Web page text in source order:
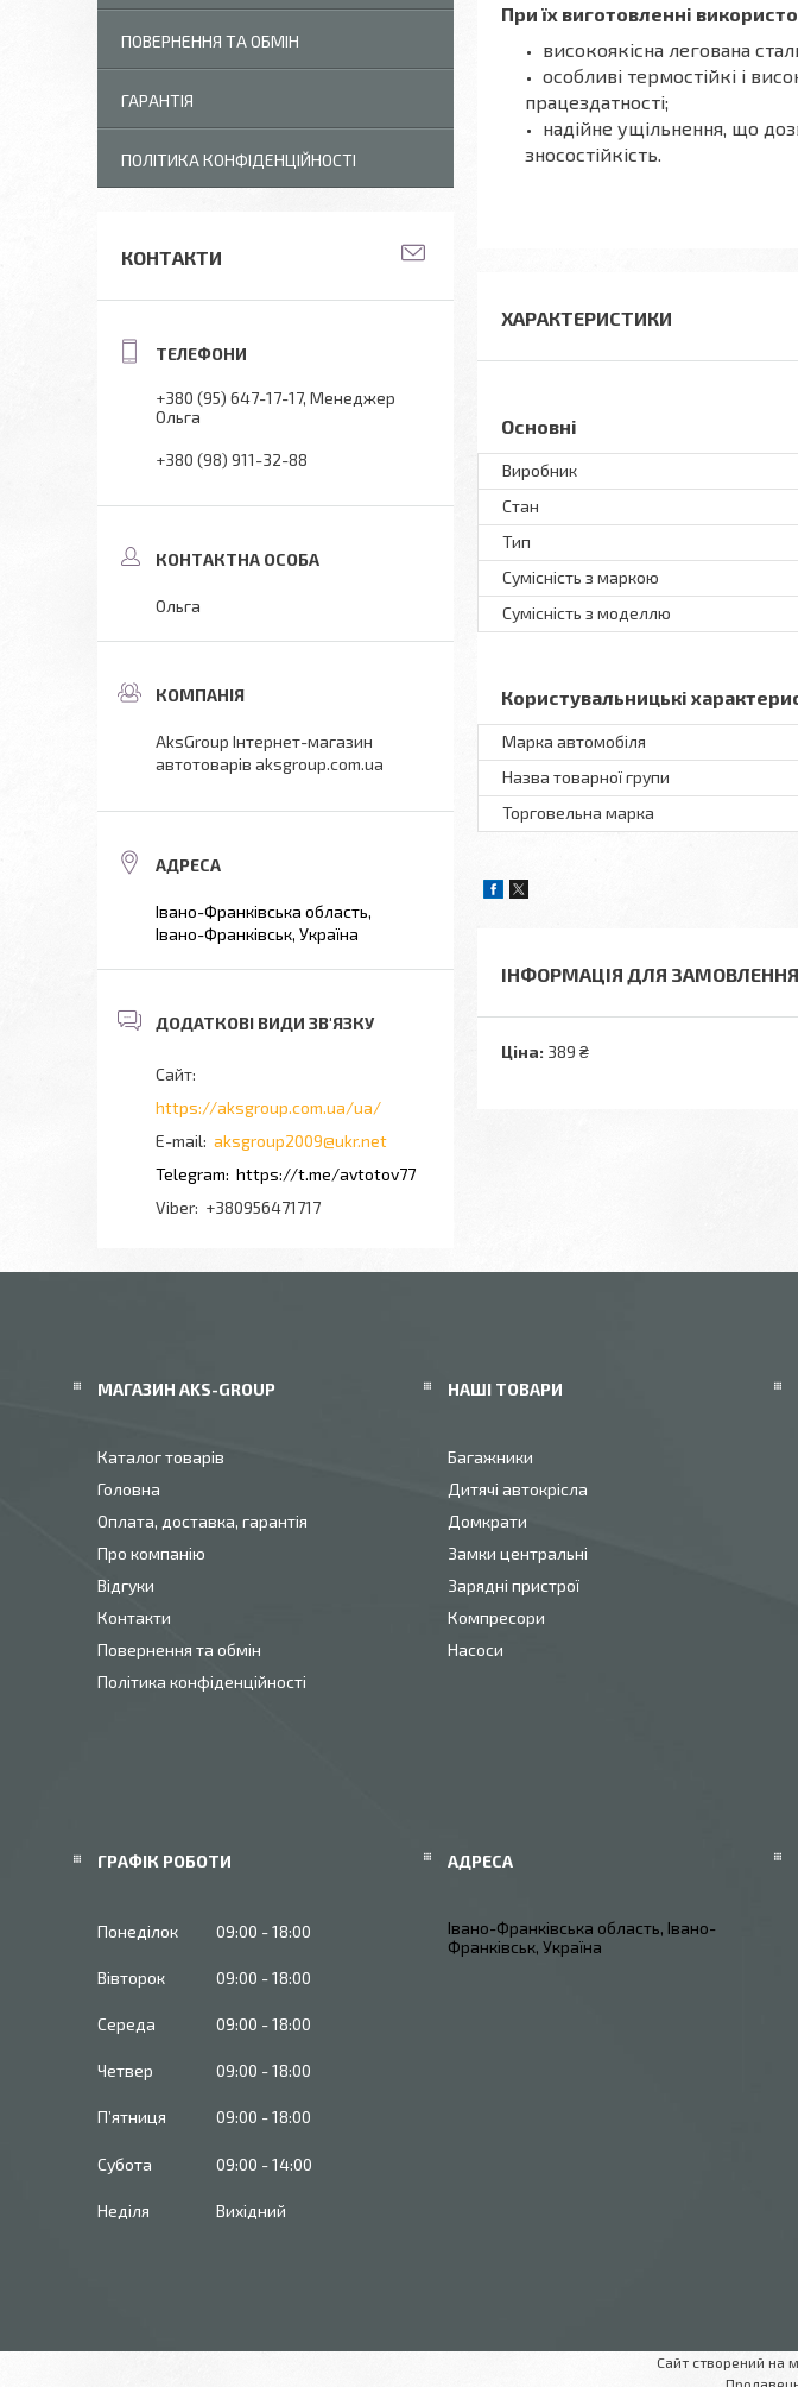
При їх виготовленні
високоякісна легована
особливі термостійкі і
працездатності;
надійне ущільнення, що
зносостійкість.
ХАРАКТЕРИСТИКИ
Основні
Виробник
Стан
Тип
Сумісність з маркою
Сумісність з моделлю
Користувальницькі
Марка автомобіля
Назва товарної групи
Торговельна марка
ІНФОРМАЦІЯ ДЛЯ ЗАМОВЛЕННЯ
Ціна: 389 ₴
ПОВЕРНЕННЯ ТА ОБМІН
ГАРАНТІЯ
ПОЛІТИКА КОНФІДЕНЦІЙНОСТІ
КОНТАКТИ
+380 (95) 647-17-17 Менеджер
Ольга
+380 (98) 911-32-88
Ольга
AksGroup Інтернет-магазин
автотоварів aksgroup.com.ua
Івано-Франківська область,
Івано-Франківськ, Україна
https://aksgroup.com.ua/ua/
aksgroup2009@ukr.net
https://t.me/avtotov77
+380956471717
МАГАЗИН AKS-GROUP
Каталог товарів
Головна
Оплата, доставка, гарантія
Про компанію
Відгуки
Контакти
Повернення та обмін
Політика конфіденційності
НАШІ ТОВАРИ
Багажники
Дитячі автокрісла
Домкрати
Замки центральні
Зарядні пристрої
Компресори
Насоси
ГРАФІК РОБОТИ
Понеділок 09:00 18:00
Вівторок 09:00 18:00
Середа 09:00 18:00
Четвер 09:00 18:00
Пʼятниця 09:00 18:00
Субота 09:00 14:00
Неділя Вихідний
Івано-Франківська область, Івано-
Франківськ, Україна
Сайт створений на